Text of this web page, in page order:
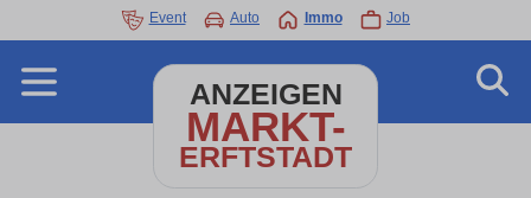
Event Auto Immo Job
ANZEIGEN
MARKT-
ERFTSTADT